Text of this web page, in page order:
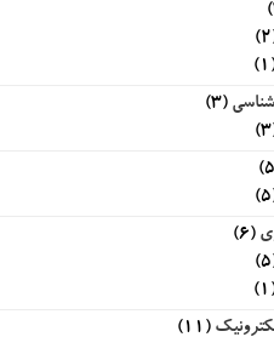
(3)
(6)
(11)